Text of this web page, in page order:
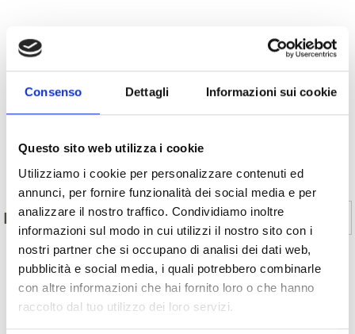
Consenso Dettagli Informazioni sui cookie
Questo sito web utilizza i cookie
Utilizziamo i cookie per personalizzare contenuti ed
annunci, per fornire funzionalità dei social media e per
analizzare il nostro traffico. Condividiamo inoltre
informazioni sul modo in cui utilizzi il nostro sito con i
nostri partner che si occupano di analisi dei dati web,
pubblicità e social media, i quali potrebbero combinarle
con altre informazioni che hai fornito loro o che hanno
raccolto dal tuo utilizzo dei loro servizi.
Indietro
IL CONTENUTO VI È STATO UTILE? Sì
MOSTRA SULLA CARTINA ALTRE CHIESE &
ABBAZIE IN VAL VENOSTA